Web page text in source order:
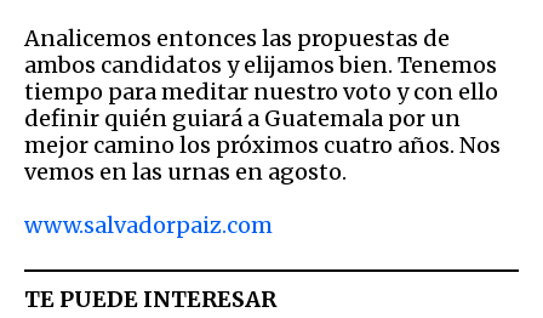
Analicemos entonces las propuestas de
ambos candidatos y elijamos bien. Tenemos
tiempo para meditar nuestro voto y con ello
definir quién guiará a Guatemala por un
mejor camino los próximos cuatro años. Nos
vemos en las urnas en agosto.
www.salvadorpaiz.com
TE PUEDE INTERESAR